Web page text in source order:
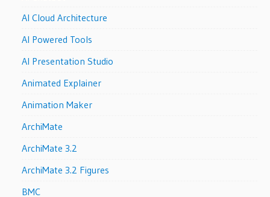
AI Cloud Architecture
AI Powered Tools
AI Presentation Studio
Animated Explainer
Animation Maker
ArchiMate
ArchiMate 3.2
ArchiMate 3.2 Figures
BMC